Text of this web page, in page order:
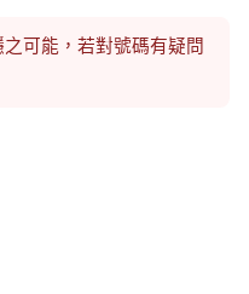
可能，若對號碼有疑問